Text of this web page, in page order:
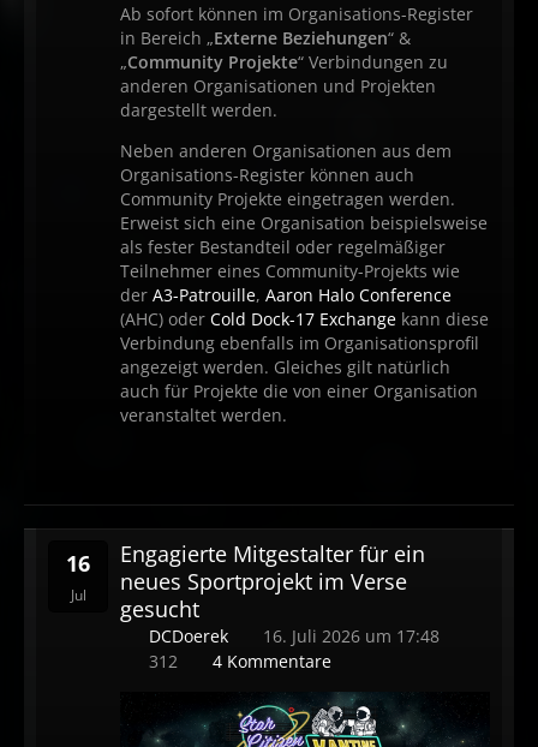
Ab sofort können im Organisations-Register
in Bereich „Externe Beziehungen“ &
„Community Projekte“ Verbindungen zu
anderen Organisationen und Projekten
dargestellt werden.
Neben anderen Organisationen aus dem
Organisations-Register können auch
Community Projekte eingetragen werden.
Erweist sich eine Organisation beispielsweise
als fester Bestandteil oder regelmäßiger
Teilnehmer eines Community-Projekts wie
der A3-Patrouille, Aaron Halo Conference
(AHC) oder Cold Dock-17 Exchange kann diese
Verbindung ebenfalls im Organisationsprofil
angezeigt werden. Gleiches gilt natürlich
auch für Projekte die von einer Organisation
veranstaltet werden.
16
Jul
Engagierte Mitgestalter für ein
neues Sportprojekt im Verse
gesucht
DCDoerek
16. Juli 2026 um 17:48
312
4 Kommentare